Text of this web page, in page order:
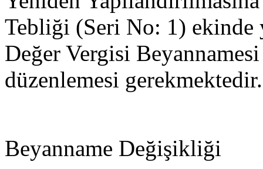
Tebliği (Seri No: 1)
Değer Vergisi
düzenlemesi
Beyanname Değişikliği